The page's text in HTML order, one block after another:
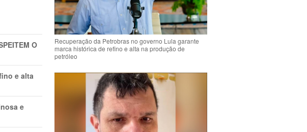
O
e alta
e
Recuperação da Petrobras no governo Lula garante
marca histórica de refino e alta na produção de
petróleo